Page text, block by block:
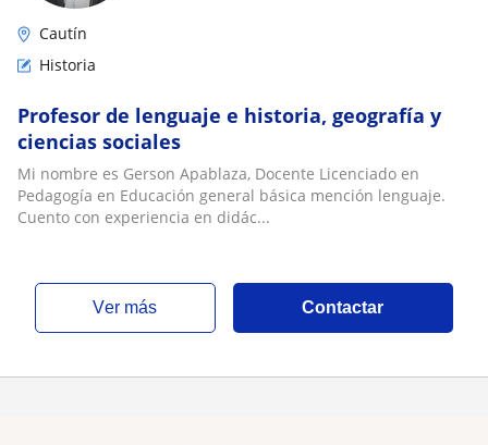
Cautín
Historia
Profesor de lenguaje e historia, geografía y
ciencias sociales
Mi nombre es Gerson Apablaza, Docente Licenciado en
Pedagogía en Educación general básica mención lenguaje.
Cuento con experiencia en didác...
ver más Contactar